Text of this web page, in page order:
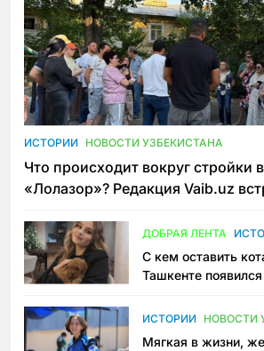
ИСТОРИИ НОВОСТИ УЗБЕКИСТАНА
Что происходит вокруг стройки
«Лолазор»? Редакция Vaib.uz
ДОБРАЯ ЛЕНТА
С кем оставить
Ташкенте
ИСТОРИИ НОВОСТИ
Мягкая в жизни,